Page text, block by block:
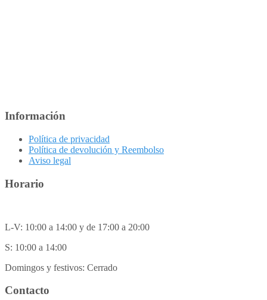
Información
Política de privacidad
Política de devolución y Reembolso
Aviso legal
Horario
L-V: 10:00 a 14:00 y de 17:00 a 20:00
S: 10:00 a 14:00
Domingos y festivos: Cerrado
Contacto